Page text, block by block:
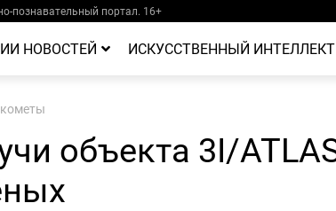
познавательный портал. 16+
НОВОСТЕЙ ИСКУССТВЕННЫЙ ИНТЕЛЛЕКТ
объекта 3I/